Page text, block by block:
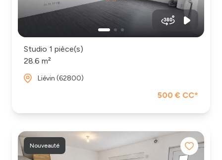
& loués
notre
agence
honoraires
Contact
Studio 1 pièce(s)
28.6 m²
Liévin (62800)
500 € CC*
Nouveauté